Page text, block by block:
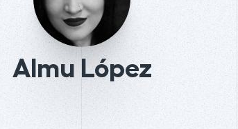
Almu López